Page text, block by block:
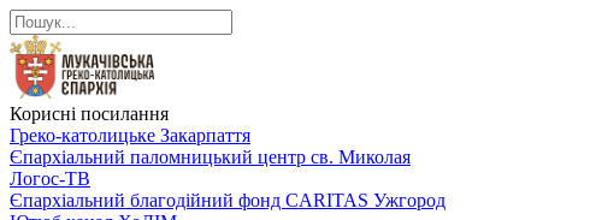
Корисні посилання
Греко-католицьке Закарпаття
Єпархіальний паломницький центр св. Миколая
Логос-ТВ
Єпархіальний благодійний фонд CARITAS Ужгород